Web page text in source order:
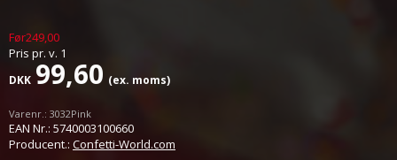
Før249,00
Pris pr. v. 1
DKK 99,60 (ex. moms)
Varenr.: 3032Pink
EAN Nr.: 5740003100660
Producent.: Confetti-World.com